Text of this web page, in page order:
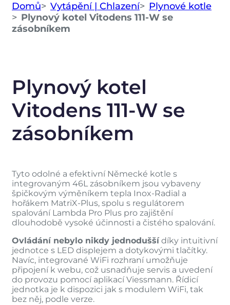
Domů Vytápění | Chlazení
Plynové kotle
Plynový kotel Vitodens 111-W se
zásobníkem
Plynový kotel
Vitodens 111-W se
zásobníkem
Tyto odolné a efektivní Německé kotle s
integrovaným 46L zásobníkem jsou vybaveny
špičkovým výměníkem tepla Inox-Radial a
hořákem MatriX-Plus, spolu s regulátorem
spalování Lambda Pro Plus pro zajištění
dlouhodobě vysoké účinnosti a čistého spalování.
Ovládání nebylo nikdy jednoduššídíky intuitivní
jednotce s LED displejem a dotykovými tlačítky.
Navíc, integrované WiFi rozhraní umožňuje
připojení k webu, což usnadňuje servis a uvedení
do provozu pomocí aplikací Viessmann. Řídicí
jednotka je k dispozici jak s modulem WiFi, tak
bez něj, podle verze.